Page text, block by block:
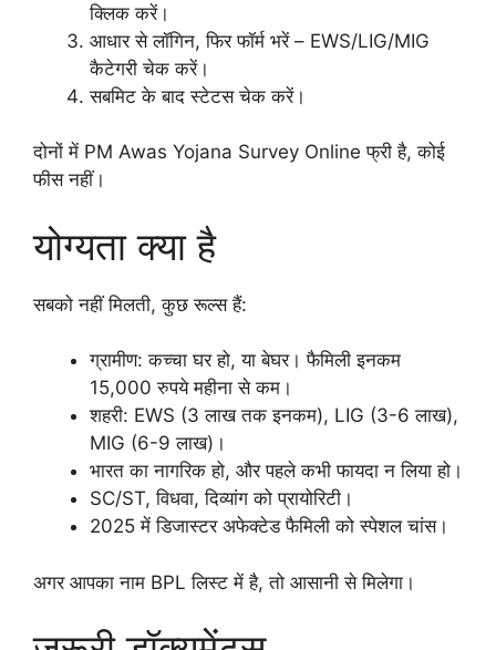
क्लिक करें।
आधार से लॉगिन, फिर फॉर्म भरें – EWS/LIG/MIG
कैटेगरी चेक करें।
सबमिट के बाद स्टेटस चेक करें।
दोनों में PM Awas Yojana Survey Online फ्री है, कोई
फीस नहीं।
योग्यता क्या है
सबको नहीं मिलती, कुछ रूल्स हैं:
ग्रामीण: कच्चा घर हो, या बेघर। फैमिली इनकम
15,000 रुपये महीना से कम।
शहरी: EWS (3 लाख तक इनकम), LIG (3-6 लाख),
MIG (6-9 लाख)।
भारत का नागरिक हो, और पहले कभी फायदा न लिया हो।
SC/ST, विधवा, दिव्यांग को प्रायोरिटी।
2025 में डिजास्टर अफेक्टेड फैमिली को स्पेशल चांस।
अगर आपका नाम BPL लिस्ट में है, तो आसानी से मिलेगा।